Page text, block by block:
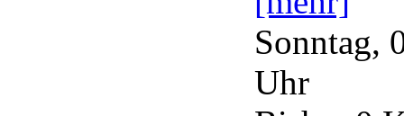
Sonntag,
Uhr